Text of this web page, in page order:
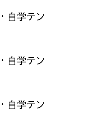
自学テン
自学テン
自学テン